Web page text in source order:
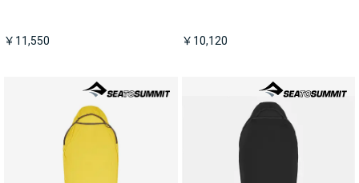
￥11,550 ￥10,120